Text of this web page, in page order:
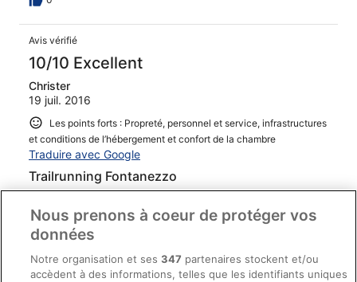
Avis vérifié
10/10 Excellent
Christer
19 juil. 2016
Les points forts : Propreté, personnel et service, infrastructures
et conditions de l’hébergement et confort de la chambre
Traduire avec Google
Trailrunning Fontanezzo
välkommen. Familjär stämning bidrog till en trygg och
skön vistelse.
0
Nous prenons à coeur de protéger vos
données
Notre organisation et ses347 partenaires stockent et/ou
accèdent à des informations, telles que les identifiants uniques